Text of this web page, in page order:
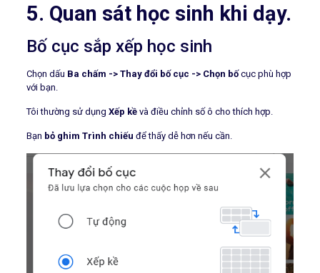
5. Quan sát học sinh khi dạy.
Bố cục sắp xếp học sinh
Chọn dấu Ba chấm -> Thay đổi bố cục -> Chọn bốcục phù hợp
với bạn.
Tôi thường sử dụng Xếp kềvà điều chỉnh số ô cho thích hợp.
Bạn bỏ ghim Trình chiếu để thấy dễ hơn nếu cần.